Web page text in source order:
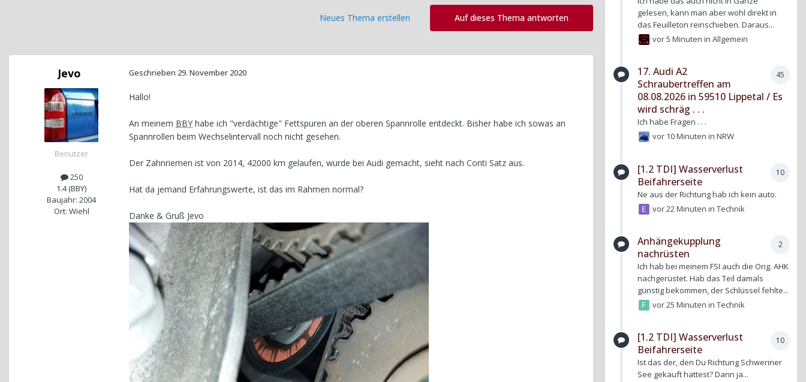
Auf dieses Thema antworten
Neues Thema erstellen
Jevo
Benutzer
250
1.4 (BBY)
Baujahr: 2004
Ort: Wiehl
Geschrieben 29. November 2020
Hallo!
An meinem BBY habe ich "verdächtige" Fettspuren an der oberen Spannrolle entdeckt. Bisher habe ich sowas an
Spannrollen beim Wechselintervall noch nicht gesehen.
Der Zahnriemen ist von 2014, 42000 km gelaufen, wurde bei Audi gemacht, sieht nach Conti Satz aus.
Hat da jemand Erfahrungswerte, ist das im Rahmen normal?
Danke & Gruß Jevo
gelesen, kann man aber wohl direkt in
das Feuilleton reinschieben. Daraus...
vor 5 MinuteninAllgemein
45
17. Audi A2
Schraubertreffen am
08.08.2026 in 59510 Lippetal / Es
wird schräg . . .
Ich habe Fragen . . .
vor 10 MinuteninNRW
10
[1.2 TDI] Wasserverlust
Beifahrerseite
Ne aus der Richtung hab ich kein auto.
vor 22 MinuteninTechnik
2
Anhängekupplung
nachrüsten
Ich hab bei meinem FSI auch die Orig. AHK
nachgerüstet. Hab das Teil damals
günstig bekommen, der Schlüssel fehlte...
vor 25 MinuteninTechnik
10
[1.2 TDI] Wasserverlust
Beifahrerseite
Ist das der, den Du Richtung Schweriner
See gekauft hattest? Dann ja...